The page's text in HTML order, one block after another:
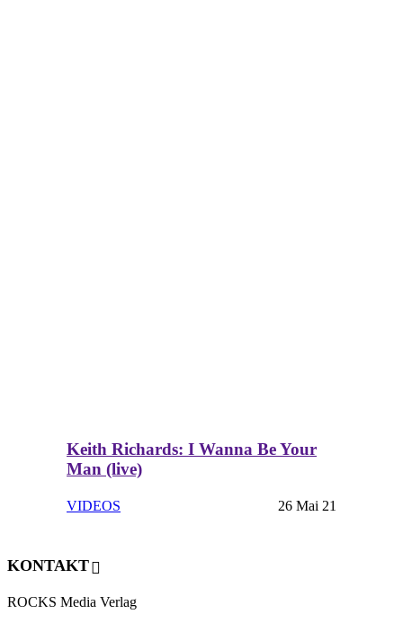
Keith Richards: I Wanna Be Your
Man (live)
VIDEOS 26 Mai 21
KONTAKT
ROCKS Media Verlag